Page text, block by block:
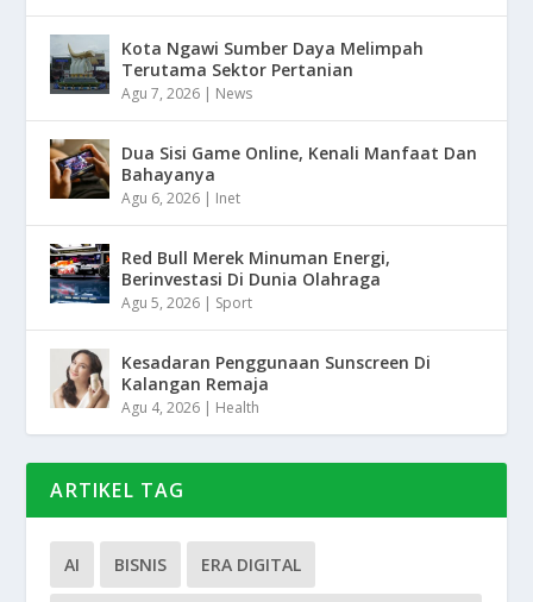
Kota Ngawi Sumber Daya Melimpah
Terutama Sektor Pertanian
Agu 7, 2026 | News
Dua Sisi Game Online, Kenali Manfaat Dan
Bahayanya
Agu 6, 2026 | Inet
Red Bull Merek Minuman Energi,
Berinvestasi Di Dunia Olahraga
Agu 5, 2026 | Sport
Kesadaran Penggunaan Sunscreen Di
Kalangan Remaja
Agu 4, 2026 | Health
ARTIKEL TAG
AI BISNIS ERA DIGITAL